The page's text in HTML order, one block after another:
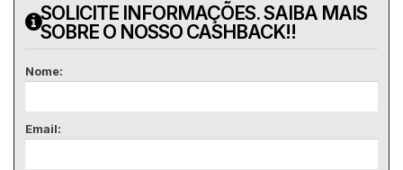
SOLICITE INFORMAÇÕES. SAIBA MAIS
SOBRE O NOSSO CASHBACK!!
Nome:
Email: